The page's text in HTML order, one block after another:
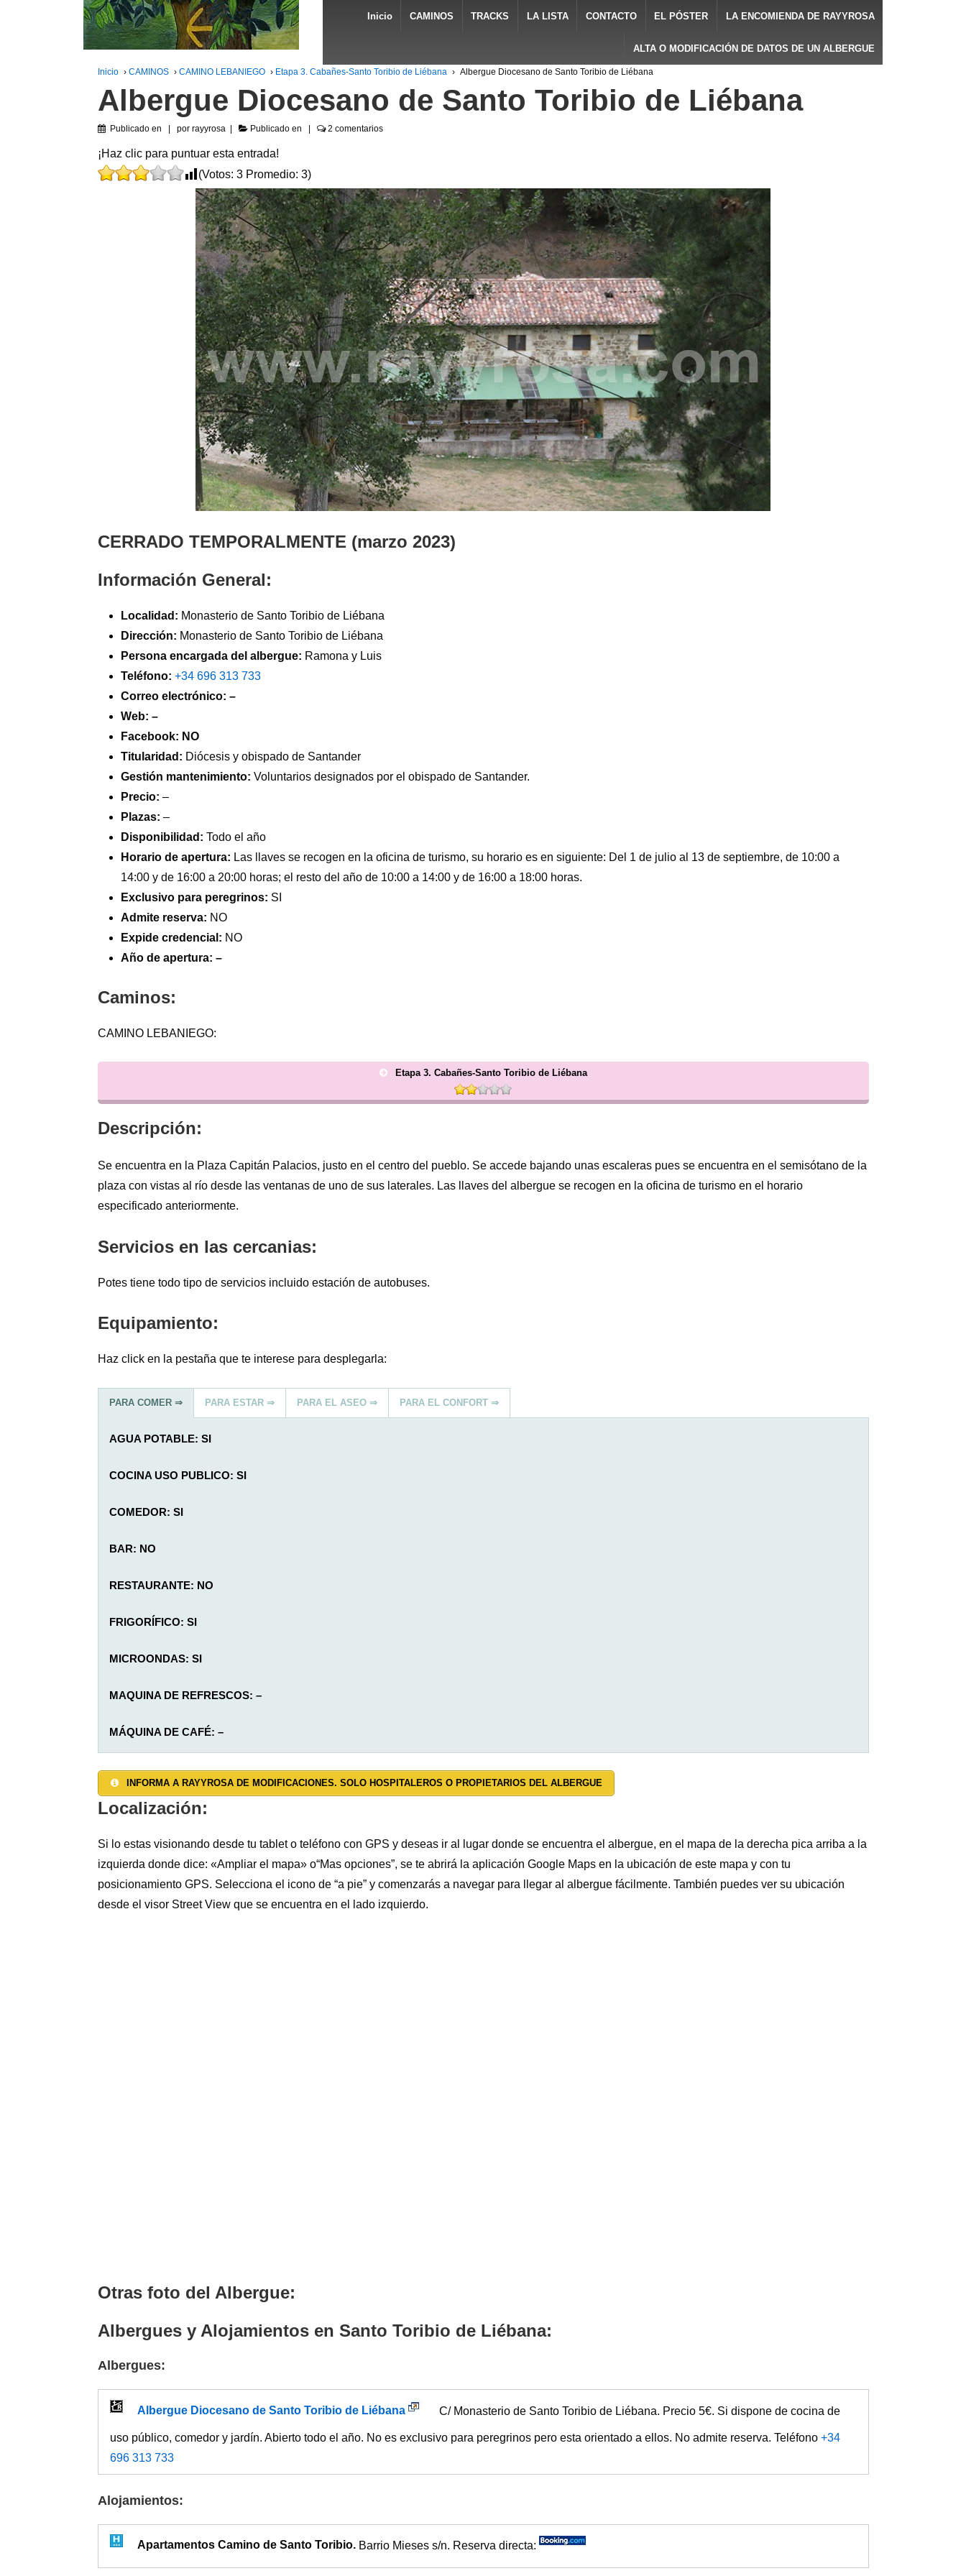
Inicio CAMINOS TRACKS LA LISTA CONTACTO EL PÓSTER LA ENCOMIENDA DE RAYYROSA
ALTA O MODIFICACIÓN DE DATOS DE UN ALBERGUE
Inicio › CAMINOS › CAMINO LEBANIEGO › Etapa 3. Cabañes-Santo Toribio de Liébana › Albergue Diocesano de Santo Toribio de Liébana
Albergue Diocesano de Santo Toribio de Liébana
Publicado en por rayyrosa Publicado en 2 comentarios
¡Haz clic para puntuar esta entrada!
(Votos: 3Promedio: 3)
CERRADO TEMPORALMENTE (marzo 2023)
Información General:
Localidad: Monasterio de Santo Toribio de Liébana
Dirección: Monasterio de Santo Toribio de Liébana
Persona encargada del albergue: Ramona y Luis
Teléfono: ‭ +34 696 313 733
Correo electrónico: –
Web: –
Facebook: NO
Titularidad: Diócesis y obispado de Santander
Gestión mantenimiento: Voluntarios designados por el obispado de Santander.
Precio: –
Plazas: –
Disponibilidad: Todo el año
Horario de apertura: Las llaves se recogen en la oficina de turismo, su horario es en siguiente: Del 1 de julio al 13 de septiembre, de 10:00 a
14:00 y de 16:00 a 20:00 horas; el resto del año de 10:00 a 14:00 y de 16:00 a 18:00 horas.
Exclusivo para peregrinos: SI
Admite reserva: NO
Expide credencial: NO
Año de apertura: –
Caminos:
CAMINO LEBANIEGO:
Etapa 3. Cabañes-Santo Toribio de Liébana
Descripción:
Se encuentra en la Plaza Capitán Palacios, justo en el centro del pueblo. Se accede bajando unas escaleras pues se encuentra en el semisótano de la
plaza con vistas al río desde las ventanas de uno de sus laterales. Las llaves del albergue se recogen en la oficina de turismo en el horario
especificado anteriormente.
Servicios en las cercanias:
Potes tiene todo tipo de servicios incluido estación de autobuses.
Equipamiento:
Haz click en la pestaña que te interese para desplegarla:
PARA COMER ⇒ PARA ESTAR ⇒ PARA EL ASEO ⇒ PARA EL CONFORT ⇒
AGUA POTABLE: SI
COCINA USO PUBLICO: SI
COMEDOR: SI
BAR: NO
RESTAURANTE: NO
FRIGORÍFICO: SI
MICROONDAS: SI
MAQUINA DE REFRESCOS: –
MÁQUINA DE CAFÉ: –
JARDÍN: SI
ALOJAMIENTO PRIVADO: NO
DUCHAS: SI
LAVADORA: SI
LAVADERO: SI
CALEFACCIÓN: SI
INTERNET WI-FI: NO
RESGUARDO BICICLETAS: SI
INFORMA A RAYYROSA DE MODIFICACIONES. SOLO HOSPITALEROS O PROPIETARIOS DEL ALBERGUE
Localización:
Si lo estas visionando desde tu tablet o teléfono con GPS y deseas ir al lugar donde se encuentra el albergue, en el mapa de la derecha pica arriba a la
izquierda donde dice: «Ampliar el mapa» o“Mas opciones”, se te abrirá la aplicación Google Maps en la ubicación de este mapa y con tu
posicionamiento GPS. Selecciona el icono de “a pie” y comenzarás a navegar para llegar al albergue fácilmente. También puedes ver su ubicación
desde el visor Street View que se encuentra en el lado izquierdo.
Otras foto del Albergue:
Albergues y Alojamientos en Santo Toribio de Liébana:
Albergues:
Albergue Diocesano de Santo Toribio de Liébana C/ Monasterio de Santo Toribio de Liébana. Precio 5€. Si dispone de cocina de
uso público, comedor y jardín. Abierto todo el año. No es exclusivo para peregrinos pero esta orientado a ellos. No admite reserva. Teléfono +34
696 313 733
Alojamientos:
Apartamentos Camino de Santo Toribio. Barrio Mieses s/n. Reserva directa: